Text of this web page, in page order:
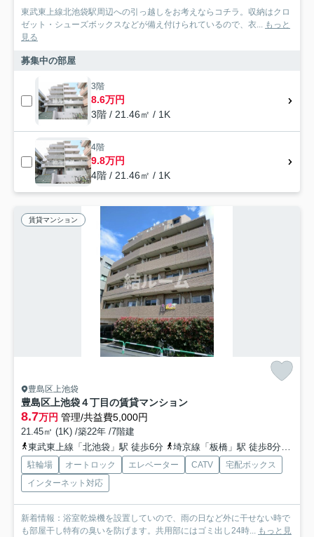
東武東上線北池袋駅周辺への引っ越しをお考えならコチラ。収納はクロ
ゼット・シューズボックスなどが備え付けられているので、衣... もっと
見る
募集中の部屋
3階
8.6万円
3階 / 21.46㎡ / 1K
4階
9.8万円
4階 / 21.46㎡ / 1K
賃貸マンション
豊島区上池袋
豊島区上池袋４丁目の賃貸マンション
8.7万円 管理/共益費5,000円
21.45㎡ (1K) /築22年 /7階建
東武東上線「北池袋」駅 徒歩6分
埼京線「板橋」駅 徒歩8分
駐輪場 オートロック エレベーター CATV
宅配ボックス
インターネット対応
新着情報：浴室乾燥機を設置していので、雨の日など外に干せない時で
も部屋干し特有の臭いを防げます。共用部にはゴミ出し24時... もっと見